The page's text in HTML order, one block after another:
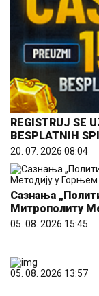
REGISTRUJ SE
BESPLATNIH
20. 07. 2026 08:04
Сазнања
Митрополиту
05. 08. 2026 15:45
05. 08. 2026 13:57